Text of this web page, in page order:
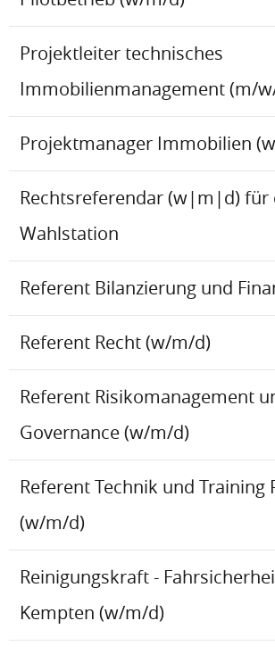
Projektleiter technisches
Immobilienmanagement (m/
Projektmanager Immobilien
Rechtsreferendar (w|m|d) für
Wahlstation
Referent Bilanzierung und
Referent Recht (w/m/d)
Referent Risikomanagement
Governance (w/m/d)
Referent Technik und Training
(w/m/d)
Reinigungskraft -
Kempten (w/m/d)